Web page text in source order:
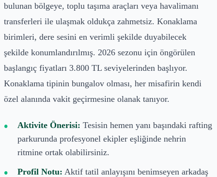
bulunan bölgeye, toplu taşıma araçları veya havalimanı
transferleri ile ulaşmak oldukça zahmetsiz. Konaklama
birimleri, dere sesini en verimli şekilde duyabilecek
şekilde konumlandırılmış. 2026 sezonu için öngörülen
başlangıç fiyatları 3.800 TL seviyelerinden başlıyor.
Konaklama tipinin bungalov olması, her misafirin kendi
özel alanında vakit geçirmesine olanak tanıyor.
Aktivite Önerisi: Tesisin hemen yanı başındaki rafting
parkurunda profesyonel ekipler eşliğinde nehrin
ritmine ortak olabilirsiniz.
Profil Notu: Aktif tatil anlayışını benimseyen arkadaş